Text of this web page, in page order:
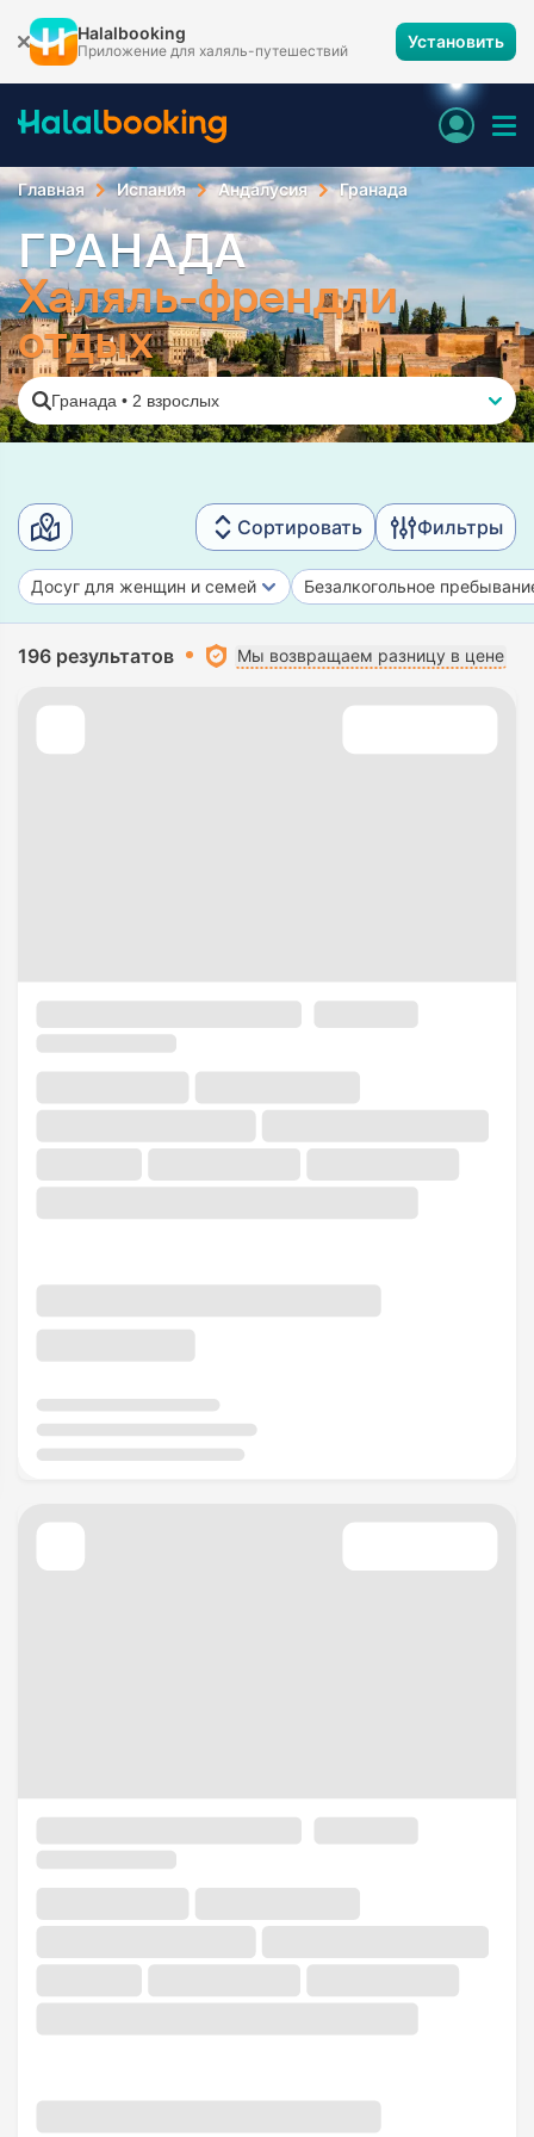
Halalbooking
Приложение для халяль-путешествий Установить
Главная Испания Андалусия Гранада
ГРАНАДА
Халяль-френдли
отдых
Гранада • 2 взрослых
Сортировать Фильтры
Досуг для женщин и семей Безалкогольное
196 результатов Мы возвращаем разницу в цене